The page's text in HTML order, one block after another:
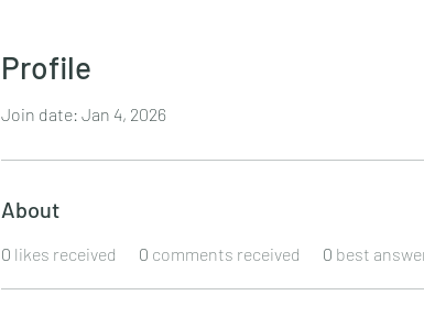
Profile
Join date: Jan 4, 2026
About
0 likes received 0 comments received 0 best